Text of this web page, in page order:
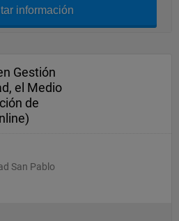
información
Gestión
el Medio
de
San Pablo